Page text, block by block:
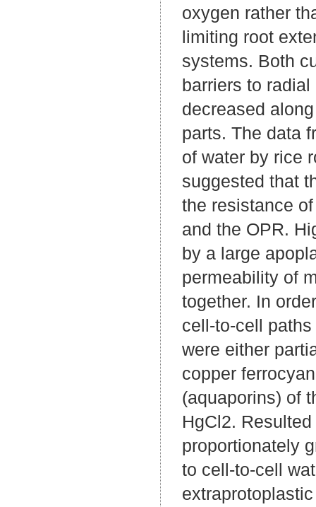
oxygen rather
limiting root
systems. Both
barriers to
decreased
parts. The data
of water by rice
suggested that
the resistance
and the OPR.
by a large
permeability of
together. In
cell-to-cell
were either
copper
(aquaporins) of
HgCl2.
proportionately
to cell-to-cell